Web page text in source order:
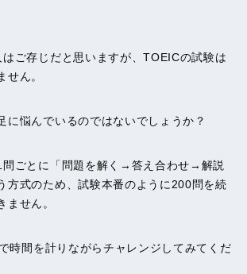
ご存じだと思いますが、TOEICの試験は
せん。
に悩んでいるのではないでしょうか？
問ごとに「問題を解く→答え合わせ→解説
方式のため、試験本番のように200問を続
ません。
時間を計りながらチャレンジしてみてくだ